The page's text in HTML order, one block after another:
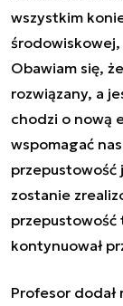
wszystkim
środowiskowej,
Obawiam się,
rozwiązany, a
chodzi o nową
wspomagać
przepustowość
zostanie
przepustowość
kontynuował
Profesor